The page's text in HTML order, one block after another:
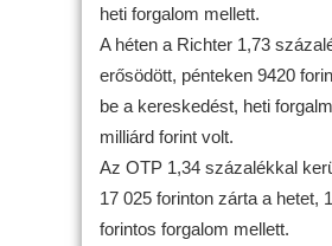
heti forgalom mellett.
A héten a Richter 1,73
erősödött, pénteken 9420
be a kereskedést, heti
milliárd forint volt.
Az OTP 1,34 százalékkal
17 025 forinton zárta a hetet,
forintos forgalom mellett.